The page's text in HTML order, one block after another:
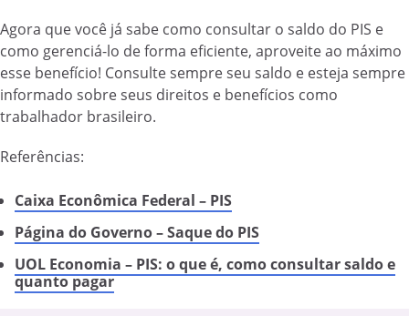
Agora que você já sabe como consultar o saldo do PIS e
como gerenciá-lo de forma eficiente, aproveite ao máximo
esse benefício! Consulte sempre seu saldo e esteja sempre
informado sobre seus direitos e benefícios como
trabalhador brasileiro.
Referências:
Caixa Econômica Federal – PIS
Página do Governo – Saque do PIS
UOL Economia – PIS: o que é, como consultar saldo e
quanto pagar